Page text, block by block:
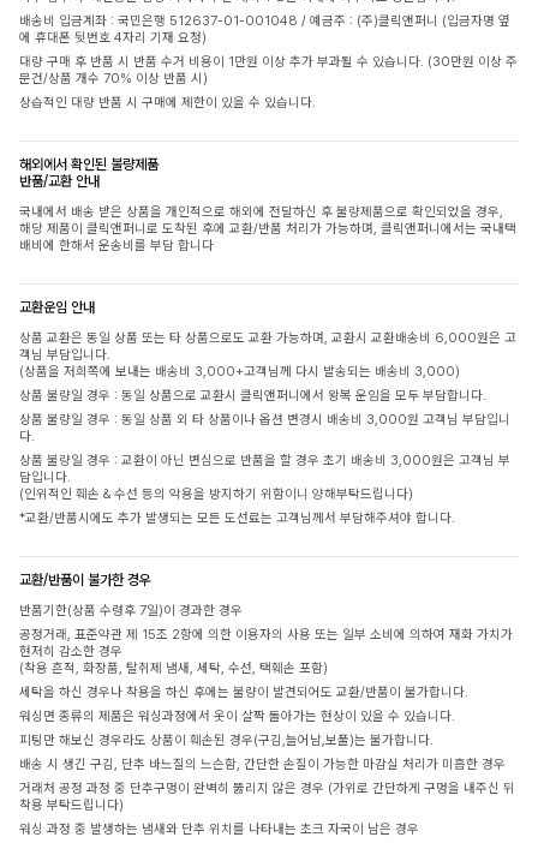
배송비 입금계좌 : 국민은행 512637-01-001048 / 예금주 : (주)클릭앤퍼니 (입금자명 옆
에 휴대폰 뒷번호 4자리 기재 요청)
대량 구매 후 반품 시 반품 수거 비용이 1만원 이상 추가 부과될 수 있습니다. (30만원 이상 주
문건/상품 개수 70% 이상 반품 시)
상습적인 대량 반품 시 구매에 제한이 있을 수 있습니다.
해외에서 확인된 불량제품
반품/교환 안내
국내에서 배송 받은 상품을 개인적으로 해외에 전달하신 후 불량제품으로 확인되었을 경우,
해당 제품이 클릭앤퍼니로 도착된 후에 교환/반품 처리가 가능하며, 클릭앤퍼니에서는 국내택
배비에 한해서 운송비를 부담 합니다
교환운임 안내
상품 교환은 동일 상품 또는 타 상품으로도 교환 가능하며, 교환시 교환배송비 6,000원은 고
객님 부담입니다.
(상품을 저희쪽에 보내는 배송비 3,000+고객님께 다시 발송되는 배송비 3,000)
상품 불량일 경우 : 동일 상품으로 교환시 클릭앤퍼니에서 왕복 운임을 모두 부담합니다.
상품 불량일 경우 : 동일 상품 외 타 상품이나 옵션 변경시 배송비 3,000원 고객님 부담입니
다.
상품 불량일 경우 : 교환이 아닌 변심으로 반품을 할 경우 초기 배송비 3,000원은 고객님 부
담입니다.
(인위적인 훼손 & 수선 등의 악용을 방지하기 위함이니 양해부탁드립니다)
*교환/반품시에도 추가 발생되는 모든 도선료는 고객님께서 부담해주셔야 합니다.
교환/반품이 불가한 경우
반품기한(상품 수령후 7일)이 경과한 경우
공정거래, 표준약관 제 15조 2항에 의한 이용자의 사용 또는 일부 소비에 의하여 재화 가치가
현저히 감소한 경우
(착용 흔적, 화장품, 탈취제 냄새, 세탁, 수선, 택훼손 포함)
세탁을 하신 경우나 착용을 하신 후에는 불량이 발견되어도 교환/반품이 불가합니다.
워싱면 종류의 제품은 워싱과정에서 옷이 살짝 돌아가는 현상이 있을 수 있습니다.
피팅만 해보신 경우라도 상품이 훼손된 경우(구김,늘어남,보풀)는 불가합니다.
배송 시 생긴 구김, 단추 바느질의 느슨함, 간단한 손질이 가능한 마감실 처리가 미흡한 경우
거래처 공정 과정 중 단추구멍이 완벽히 뚫리지 않은 경우 (가위로 간단하게 구멍을 내주신 뒤
착용 부탁드립니다)
워싱 과정 중 발생하는 냄새와 단추 위치를 나타내는 초크 자국이 남은 경우